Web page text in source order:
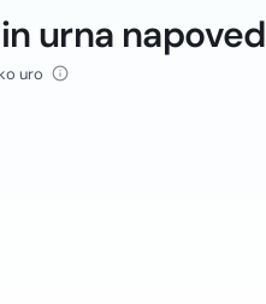
urna napoved
uro